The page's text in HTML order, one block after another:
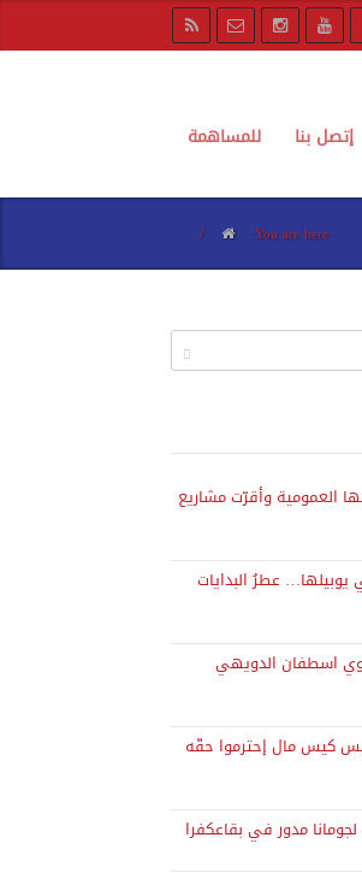
إتصل بنا للمساهمة
You are here:
/
العمومية وأقرّت مشاريع
يوبيلها… عطرُ البدايات
اسطفان الدويهي
ليس كيس مال إحترموا حقّه
مدور في بقاعكفرا